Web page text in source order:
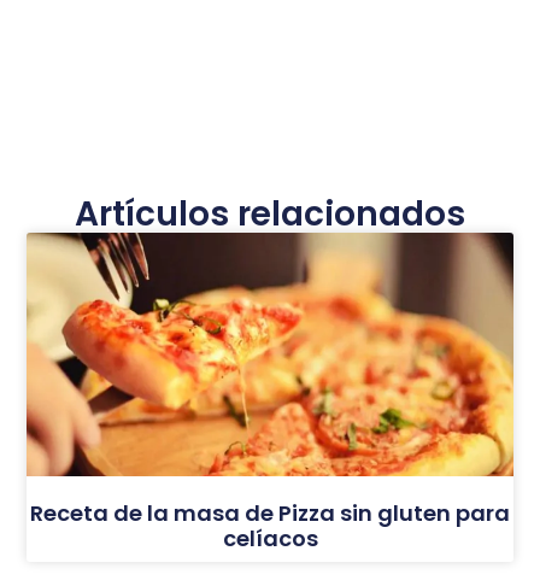
Artículos relacionados
Receta de la masa de Pizza sin gluten para
celíacos